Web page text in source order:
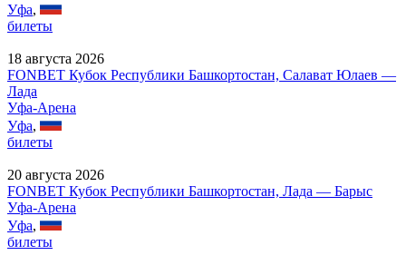
Уфа,
билеты
18 августа 2026
FONBET Кубок Республики Башкортостан, Салават Юлаев —
Лада
Уфа-Арена
Уфа,
билеты
20 августа 2026
FONBET Кубок Республики Башкортостан, Лада — Барыс
Уфа-Арена
Уфа,
билеты